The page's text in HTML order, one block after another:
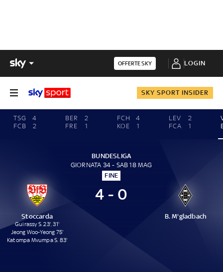
OFFERTE SKY LOGIN
SKY SPORT INSIDER
TSG
4
FCB
2
BER
2
FRE
1
FCH
4
KOE
1
LEV
2
FCA
1
BUNDESLIGA
GIORNATA 34 - SAB 18 MAG
FINE
Stoccarda
Guirassy S. 23', 31'
Jeong Woo-Yeong 75'
Katompa Mvumpa S. 83'
4 - 0
B. M'gladbach